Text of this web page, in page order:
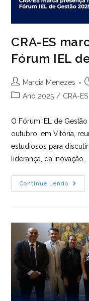
CRA-ES
Fórum IEL
Autor
do
Marcia Menezes
Categoria
post:
Ano 2025 / CRA-ES
O Fórum IEL de
outubro, em Vitória,
estudiosos para
liderança, da inovação…
Continue Lendo
CRA-
ES
IEL
De
2025